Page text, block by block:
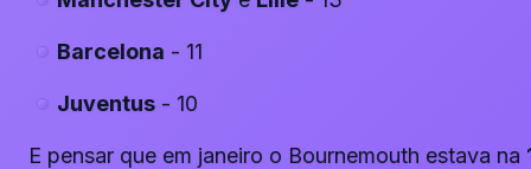
Barcelona - 11
Juventus - 10
E pensar que em janeiro o Bournemouth estava na